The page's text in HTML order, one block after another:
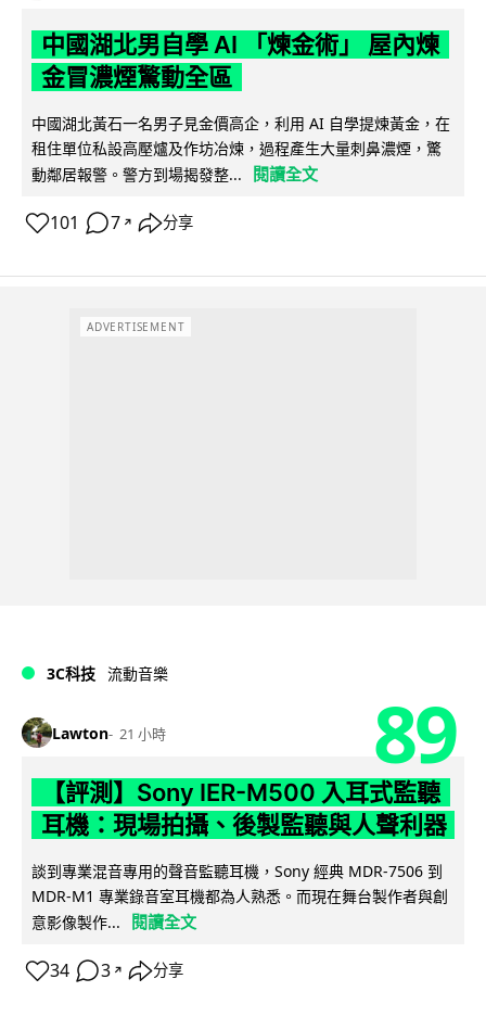
中國湖北男自學 AI 「煉金術」 屋內煉
金冒濃煙驚動全區
中國湖北黃石一名男子見金價高企，利用 AI 自學提煉黃金，在
租住單位私設高壓爐及作坊冶煉，過程產生大量刺鼻濃煙，驚
動鄰居報警。警方到場揭發整...
閱讀全文
101 7 ↗ 分享
ADVERTISEMENT
3C科技 流動音樂
Lawton 21 小時 89
【評測】Sony IER-M500 入耳式監聽
耳機：現場拍攝、後製監聽與人聲利器
談到專業混音專用的聲音監聽耳機，Sony 經典 MDR-7506 到
MDR-M1 專業錄音室耳機都為人熟悉。而現在舞台製作者與創
意影像製作...
閱讀全文
34 3 ↗ 分享